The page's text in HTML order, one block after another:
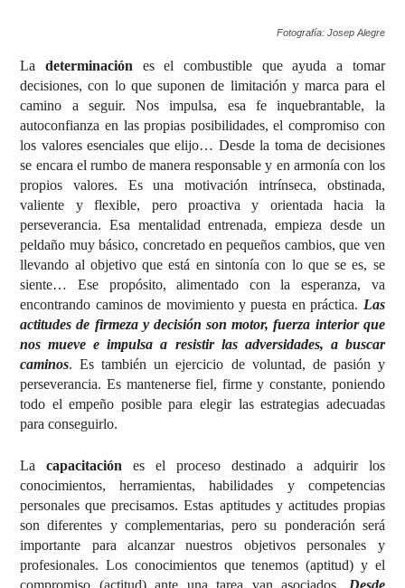
Fotografía: Josep Alegre
La determinación es el combustible que ayuda a tomar
decisiones, con lo que suponen de limitación y marca para el
camino a seguir. Nos impulsa, esa fe inquebrantable, la
autoconfianza en las propias posibilidades, el compromiso con
los valores esenciales que elijo… Desde la toma de decisiones
se encara el rumbo de manera responsable y en armonía con los
propios valores. Es una motivación intrínseca, obstinada,
valiente y flexible, pero proactiva y orientada hacia la
perseverancia. Esa mentalidad entrenada, empieza desde un
peldaño muy básico, concretado en pequeños cambios, que ven
llevando al objetivo que está en sintonía con lo que se es, se
siente… Ese propósito, alimentado con la esperanza, va
encontrando caminos de movimiento y puesta en práctica. Las
actitudes de firmeza y decisión son motor, fuerza interior que
nos mueve e impulsa a resistir las adversidades, a buscar
caminos. Es también un ejercicio de voluntad, de pasión y
perseverancia. Es mantenerse fiel, firme y constante, poniendo
todo el empeño posible para elegir las estrategias adecuadas
para conseguirlo.
La capacitación es el proceso destinado a adquirir los
conocimientos, herramientas, habilidades y competencias
personales que precisamos. Estas aptitudes y actitudes propias
son diferentes y complementarias, pero su ponderación será
importante para alcanzar nuestros objetivos personales y
profesionales. Los conocimientos que tenemos (aptitud) y el
compromiso (actitud) ante una tarea van asociados. Desde